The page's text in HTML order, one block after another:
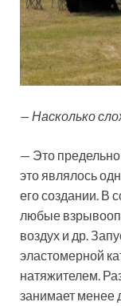
— Насколько
— Это предельно
это являлось
его создании. В
любые
воздух и др.
эластомерной
натяжителем.
занимает менее